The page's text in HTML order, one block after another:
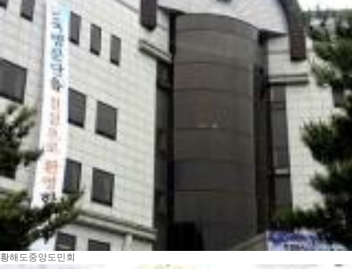
황해도중앙도민회